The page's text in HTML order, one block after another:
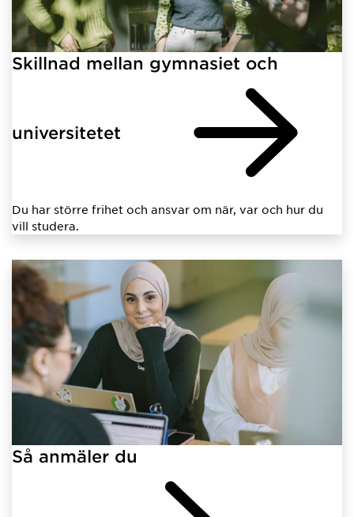
Skillnad mellan gymnasiet och
universitetet
Du har större frihet och ansvar om när, var och hur du
vill studera.
Så anmäler du